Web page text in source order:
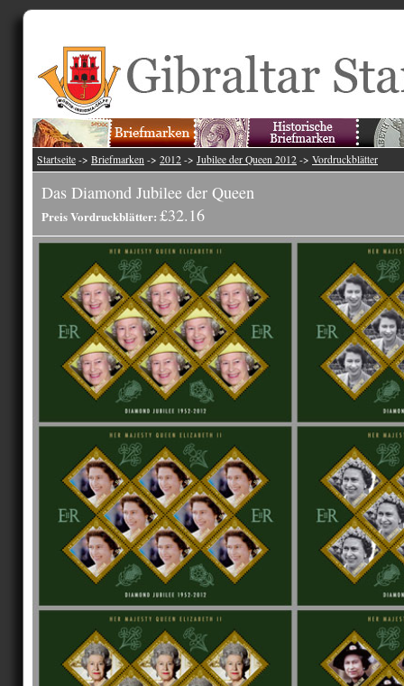
Startseite -> Briefmarken -> 2012 -> Jubilee der Queen 2012 -> Vordruckblätter
Das Diamond Jubilee der Queen
Preis Vordruckblätter: £32.16